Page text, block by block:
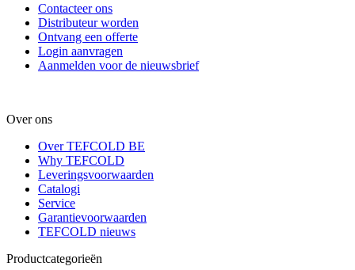
Contacteer ons
Distributeur worden
Ontvang een offerte
Login aanvragen
Aanmelden voor de nieuwsbrief
Over ons
Over TEFCOLD BE
Why TEFCOLD
Leveringsvoorwaarden
Catalogi
Service
Garantievoorwaarden
TEFCOLD nieuws
Productcategorieën